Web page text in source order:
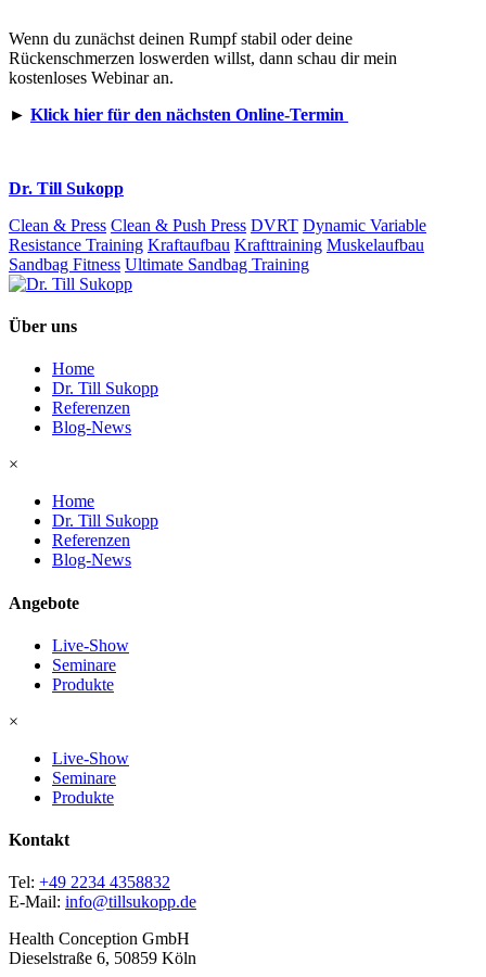
Wenn du zunächst deinen Rumpf stabil oder deine
Rückenschmerzen loswerden willst, dann schau dir mein
kostenloses Webinar an.
► Klick hier für den nächsten Online-Termin
Dr. Till Sukopp
Clean & Press Clean & Push Press DVRT Dynamic Variable
Resistance Training Kraftaufbau Krafttraining Muskelaufbau
Sandbag Fitness Ultimate Sandbag Training
Über uns
Home
Dr. Till Sukopp
Referenzen
Blog-News
×
Home
Dr. Till Sukopp
Referenzen
Blog-News
Angebote
Live-Show
Seminare
Produkte
×
Live-Show
Seminare
Produkte
Kontakt
Tel: +49 2234 4358832
E-Mail: info@tillsukopp.de
Health Conception GmbH
Dieselstraße 6, 50859 Köln